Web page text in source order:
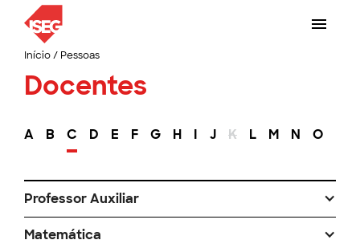
Início/ Pessoas
Docentes
A B C D E F G H I J K L M N O
Professor Auxiliar
Matemática